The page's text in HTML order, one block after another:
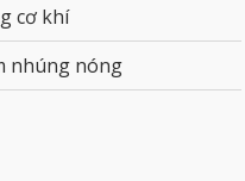
cơ khí
nhúng nóng